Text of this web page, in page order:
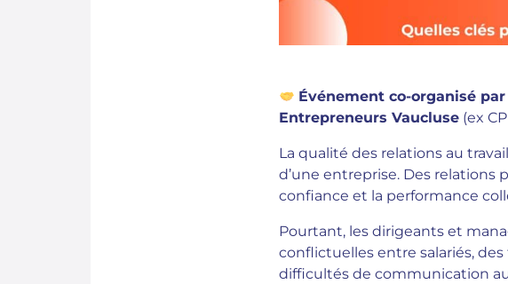
Événement co-organisé par
Entrepreneurs Vaucluse(ex
La qualité des relations au
d’une entreprise. Des relations
confiance et la performance
Pourtant, les dirigeants et
conflictuelles entre salariés,
difficultés de communication